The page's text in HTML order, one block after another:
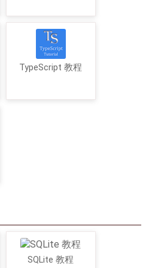
TypeScript 教程
SQLite 教程